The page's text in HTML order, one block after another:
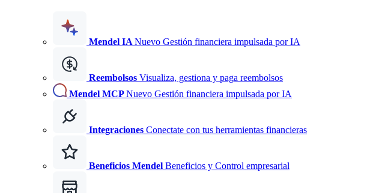
Mendel IA Nuevo Gestión financiera impulsada por IA
Reembolsos Visualiza, gestiona y paga reembolsos
Mendel MCPNuevo Gestión financiera impulsada por IA
Integraciones Conectate con tus herramientas financieras
Beneficios Mendel Beneficios y Control empresarial